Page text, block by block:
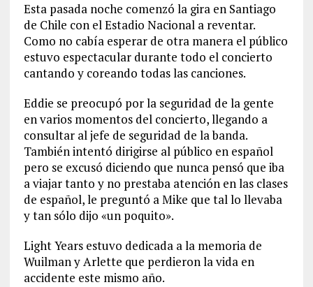
Esta pasada noche comenzó la gira en Santiago
de Chile con el Estadio Nacional a reventar.
Como no cabía esperar de otra manera el público
estuvo espectacular durante todo el concierto
cantando y coreando todas las canciones.
Eddie se preocupó por la seguridad de la gente
en varios momentos del concierto, llegando a
consultar al jefe de seguridad de la banda.
También intentó dirigirse al público en español
pero se excusó diciendo que nunca pensó que iba
a viajar tanto y no prestaba atención en las clases
de español, le preguntó a Mike que tal lo llevaba
y tan sólo dijo «un poquito».
Light Years estuvo dedicada a la memoria de
Wuilman y Arlette que perdieron la vida en
accidente este mismo año.